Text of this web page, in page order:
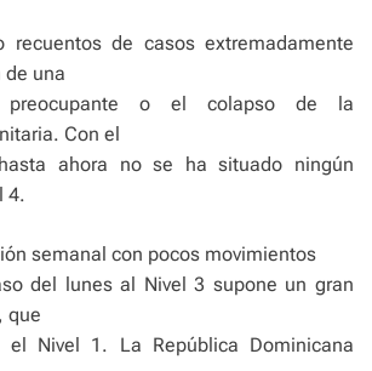
recuentos de casos extremadamente
una
preocupante o el colapso de la
Con el
ahora no se ha situado ningún
4.
semanal con pocos movimientos
del lunes al Nivel 3 supone un gran
que
el Nivel 1. La República Dominicana